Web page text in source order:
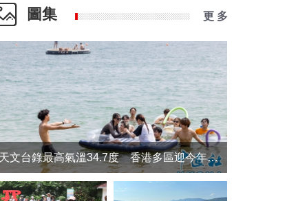
圖集 更 多
天文台錄最高氣溫34.7度 香港多區迎今年最熱一天